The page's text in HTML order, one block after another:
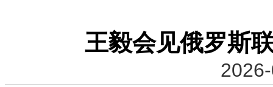
王毅会见俄罗斯